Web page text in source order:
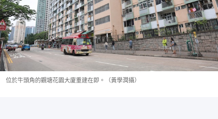
位於牛頭角的觀塘花園大廈重建在即。（黃學潤攝）